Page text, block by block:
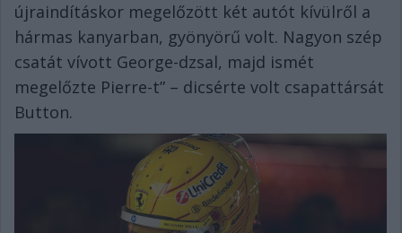
újraindításkor megelőzött két autót kívülről a
hármas kanyarban, gyönyörű volt. Nagyon szép
csatát vívott George-dzsal, majd ismét
megelőzte Pierre-t” – dicsérte volt csapattársát
Button.